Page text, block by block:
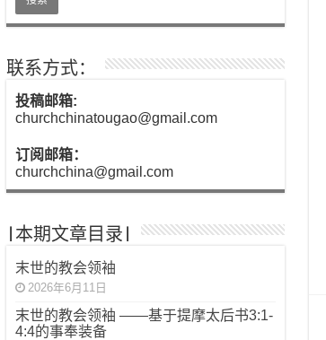
联系方式：
投稿邮箱:
churchchinatougao@gmail.com
订阅邮箱：
churchchina@gmail.com
|本期文章目录|
末世的教会领袖
2026年6月11日
末世的教会领袖 ——基于提摩太后书3:1-
4:4的事奉装备